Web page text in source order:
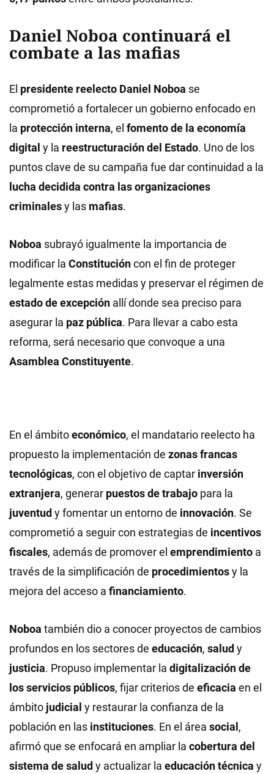
Daniel Noboa continuará el
combate a las mafias
El presidente reelecto Daniel Noboa se
comprometió a fortalecer un gobierno enfocado en
la protección interna, el fomento de la economía
digital y la reestructuración del Estado. Uno de los
puntos clave de su campaña fue dar continuidad a la
lucha decidida contra las organizaciones
criminalesy las mafias.
Noboa subrayó igualmente la importancia de
modificar la Constitucióncon el fin de proteger
legalmente estas medidas y preservar el régimen de
estado de excepción allí donde sea preciso para
asegurar la paz pública. Para llevar a cabo esta
reforma, será necesario que convoque a una
Asamblea Constituyente.
En el ámbitoeconómico, el mandatario reelecto ha
propuesto la implementación de zonas francas
tecnológicas, con el objetivo de captar inversión
extranjera, generar puestos de trabajo para la
juventudy fomentar un entorno de innovación. Se
comprometió a seguir con estrategias de incentivos
fiscales, además de promover el emprendimiento a
través de la simplificación de procedimientosy la
mejora del acceso a financiamiento.
Noboa también dio a conocer proyectos de cambios
profundos en los sectores de educación, saludy
justicia. Propuso implementar la digitalización de
los servicios públicos, fijar criterios de eficacia en el
ámbito judicial y restaurar la confianza de la
población en las instituciones. En el área social,
afirmó que se enfocará en ampliar la cobertura del
sistema de saludy actualizar la educación técnica y